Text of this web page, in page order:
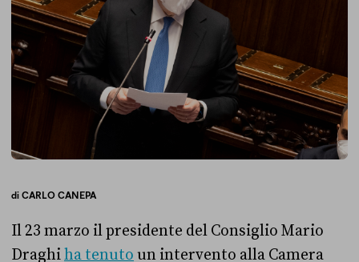
diCARLO CANEPA
Il 23 marzo il presidente del Consiglio Mario
Draghiha tenuto un intervento alla Camera